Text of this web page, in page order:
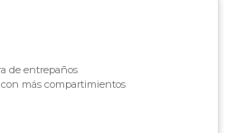
de entrepaños
más compartimientos